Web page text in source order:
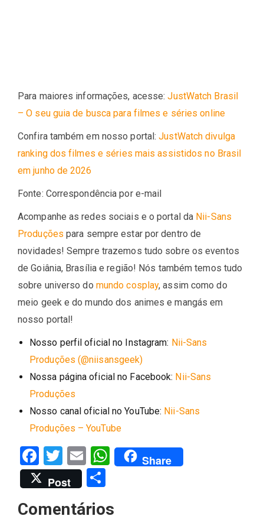
Para maiores informações, acesse:JustWatch Brasil
– O seu guia de busca para filmes e séries online
Confira também em nosso portal:JustWatch divulga
ranking dos filmes e séries mais assistidos no Brasil
em junho de 2026
Fonte: Correspondência por e-mail
Acompanhe as redes sociais e o portal da Nii-Sans
Produções para sempre estar por dentro de
novidades! Sempre trazemos tudo sobre os eventos
de Goiânia, Brasília e região! Nós também temos tudo
sobre universo do mundo cosplay, assim como do
meio geek e do mundo dos animes e mangás em
nosso portal!
Nosso perfil oficial no Instagram: Nii-Sans
Produções (@niisansgeek)
Nossa página oficial no Facebook: Nii-Sans
Produções
Nosso canal oficial no YouTube: Nii-Sans
Produções – YouTube
Facebook
Twitter
EmailWhatsApp
Share
Post
Comentários